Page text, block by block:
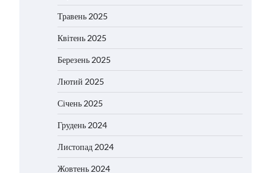
Травень 2025
Квітень 2025
Березень 2025
Лютий 2025
Січень 2025
Грудень 2024
Листопад 2024
Жовтень 2024